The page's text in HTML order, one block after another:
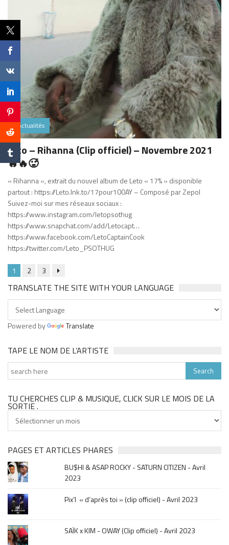
Actualités
Leto – Rihanna (Clip officiel) – Novembre 2021
🔥🔥🥵
« Rihanna », extrait du nouvel album de Leto « 17% » disponible
partout : https://Leto.lnk.to/17pour100AY – Composé par Zepol
Suivez-moi sur mes réseaux sociaux :
https://www.instagram.com/letopsothug
https://www.snapchat.com/add/Letocapt…
https://www.facebook.com/LetoCaptainCook
https://twitter.com/Leto_PSOTHUG
1 2 3
TRANSLATE THE SITE WITH YOUR LANGUAGE
Powered by Translate
TAPE LE NOM DE L’ARTISTE
TU CHERCHES CLIP & MUSIQUE, CLICK SUR LE MOIS DE LA
SORTIE .
cherches
&
musique,
click
sur
le
mois
de
la
sortie
PAGES ET ARTICLES PHARES
BU$HI & ASAP ROCKY - SATURN CITIZEN - Avril
2023
Pix’l « d’après toi » (clip officiel) - Avril 2023
SAÏK x KIM - OWAY (Clip officiel) - Avril 2023